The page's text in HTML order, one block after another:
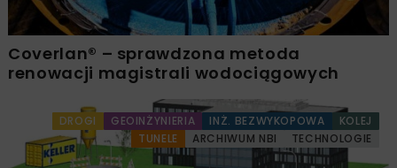
Coverlan® – sprawdzona metoda
renowacji magistrali wodociągowych
DROGI GEOINŻYNIERIA INŻ. BEZWYKOPOWA
KOLEJ
TUNELE
ARCHIWUM NBI TECHNOLOGIE